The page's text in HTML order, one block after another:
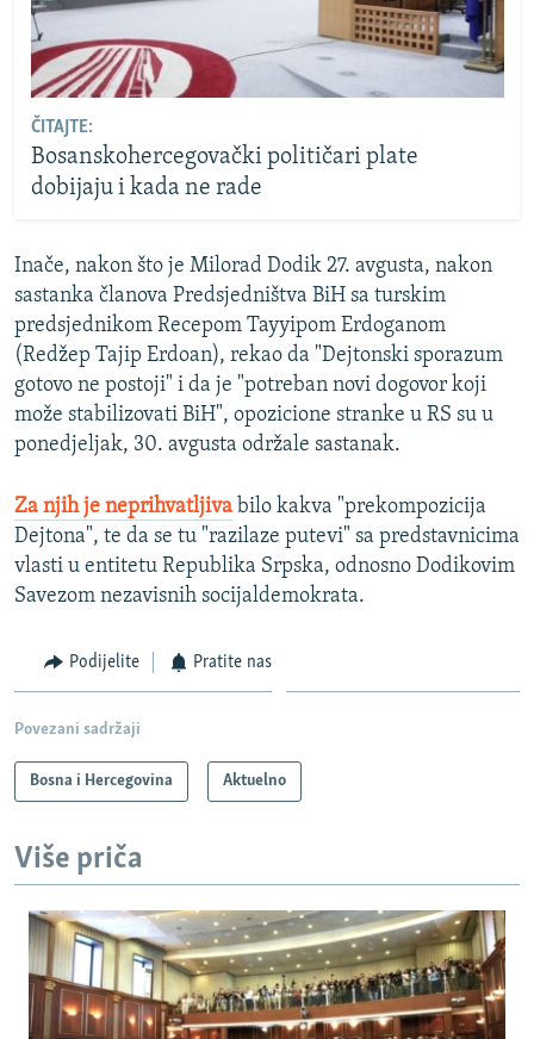
ČITAJTE:
Bosanskohercegovački političari plate
dobijaju i kada ne rade
Inače, nakon što je Milorad Dodik 27. avgusta, nakon
sastanka članova Predsjedništva BiH sa turskim
predsjednikom Recepom Tayyipom Erdoganom
(Redžep Tajip Erdoan), rekao da "Dejtonski sporazum
gotovo ne postoji" i da je "potreban novi dogovor koji
može stabilizovati BiH", opozicione stranke u RS su u
ponedjeljak, 30. avgusta održale sastanak.
Za njih je neprihvatljiva bilo kakva "prekompozicija
Dejtona", te da se tu "razilaze putevi" sa predstavnicima
vlasti u entitetu Republika Srpska, odnosno Dodikovim
Savezom nezavisnih socijaldemokrata.
Podijelite Pratite nas
Povezani sadržaji
Bosna i Hercegovina Aktuelno
Više priča